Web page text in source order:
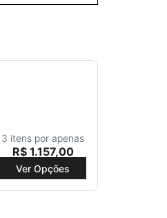
3 itens por apenas
R$ 1.157,00
Ver Opções